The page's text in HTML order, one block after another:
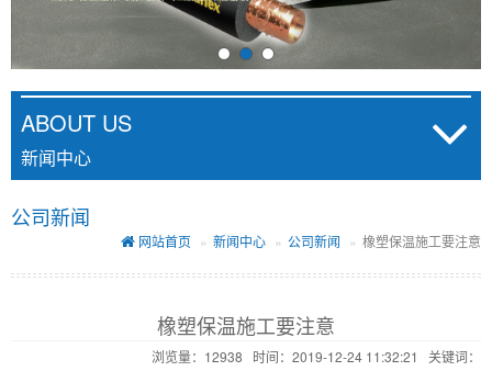
ABOUT US
新闻中心
公司新闻
网站首页 新闻中心 公司新闻 橡塑保温施工要注意
橡塑保温施工要注意
浏览量：12938 时间：2019-12-24 11:32:21 关键词：